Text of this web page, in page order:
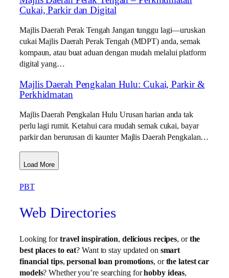
Cukai, Parkir dan Digital
Majlis Daerah Perak Tengah Jangan tunggu lagi—uruskan
cukai Majlis Daerah Perak Tengah (MDPT) anda, semak
kompaun, atau buat aduan dengan mudah melalui platform
digital yang…
Majlis Daerah Pengkalan Hulu: Cukai, Parkir &
Perkhidmatan
Majlis Daerah Pengkalan Hulu Urusan harian anda tak
perlu lagi rumit. Ketahui cara mudah semak cukai, bayar
parkir dan berurusan di kaunter Majlis Daerah Pengkalan…
Load More
PBT
Web Directories
Looking fortravel inspiration, delicious recipes, orthe
best places to eat? Want to stay updated on smart
financial tips,personal loan promotions, orthe latest car
models? Whether you’re searching forhobby ideas,